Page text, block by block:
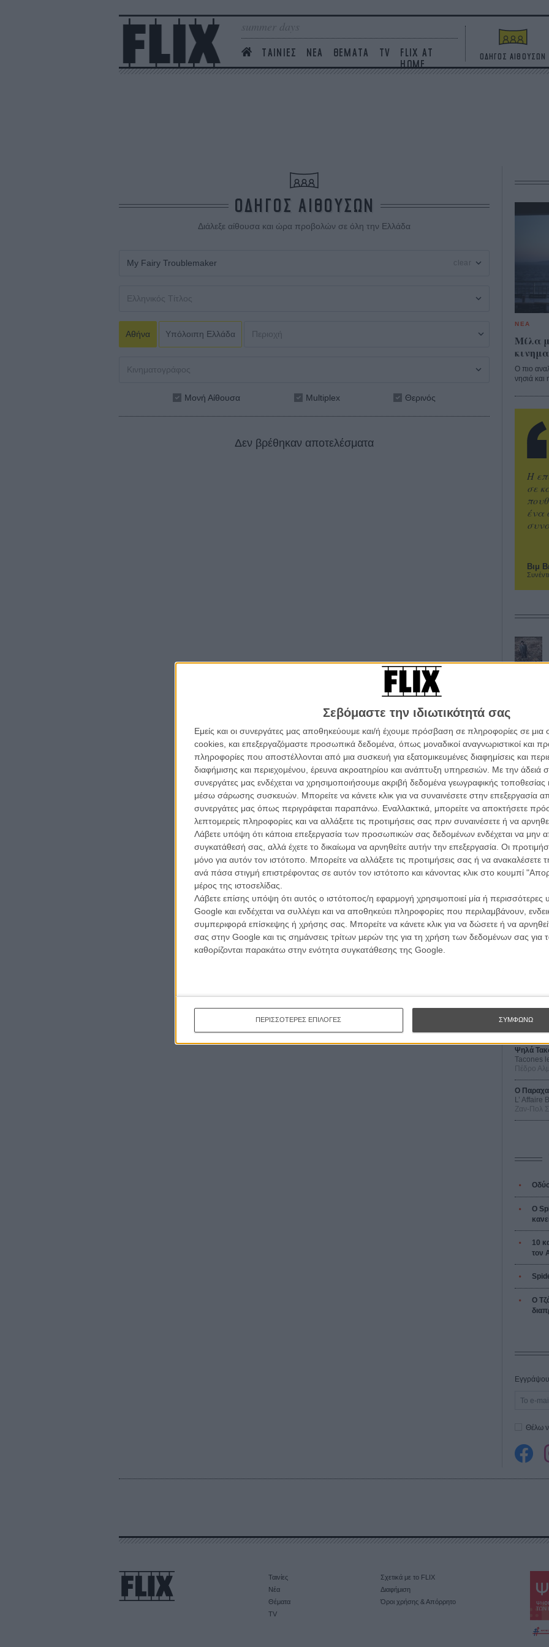
Σεβόμαστε την ιδιωτικότητά σας
Εμείς και οι συνεργάτες μας αποθηκεύουμε και/ή έχουμε πρόσβαση σε πληροφορίες σε
cookies, και επεξεργαζόμαστε προσωπικά δεδομένα, όπως μοναδικοί αναγνωριστικοί και
πληροφορίες που αποστέλλονται από μια συσκευή για εξατομικευμένες διαφημίσεις και
διαφήμισης και περιεχομένου, έρευνα ακροατηρίου και ανάπτυξη υπηρεσιών. Με την άδειά
συνεργάτες μας ενδέχεται να χρησιμοποιήσουμε ακριβή δεδομένα γεωγραφικής τοποθεσίας
μέσω σάρωσης συσκευών. Μπορείτε να κάνετε κλικ για να συναινέσετε στην επεξεργασία
συνεργάτες μας όπως περιγράφεται παραπάνω. Εναλλακτικά, μπορείτε να αποκτήσετε
λεπτομερείς πληροφορίες και να αλλάξετε τις προτιμήσεις σας πριν συναινέσετε ή να
Λάβετε υπόψη ότι κάποια επεξεργασία των προσωπικών σας δεδομένων ενδέχεται να μην
συγκατάθεσή σας, αλλά έχετε το δικαίωμα να αρνηθείτε αυτήν την επεξεργασία. Οι
μόνο για αυτόν τον ιστότοπο. Μπορείτε να αλλάξετε τις προτιμήσεις σας ή να ανακαλέσετε
ανά πάσα στιγμή επιστρέφοντας σε αυτόν τον ιστότοπο και κάνοντας κλικ στο κουμπί
μέρος της ιστοσελίδας.
Λάβετε επίσης υπόψη ότι αυτός ο ιστότοπος/η εφαρμογή χρησιμοποιεί μία ή περισσότερες
Google και ενδέχεται να συλλέγει και να αποθηκεύει πληροφορίες που περιλαμβάνουν,
συμπεριφορά επίσκεψης ή χρήσης σας. Μπορείτε να κάνετε κλικ για να δώσετε ή να
σας στην Google και τις σημάνσεις τρίτων μερών της για τη χρήση των δεδομένων σας
καθορίζονται παρακάτω στην ενότητα συγκατάθεσης της Google.
ΠΕΡΙΣΣΟΤΕΡΕΣ ΕΠΙΛΟΓΕΣ ΣΥΜΦΩΝΩ
summer days
ΤΑΙΝΙΕΣ ΝΕΑ ΘΕΜΑΤΑ TV
FLIX AT
HOME
ΟΔΗΓΟΣ ΑΙΘΟΥΣΩΝ
ΟΔΗΓΟΣ ΑΙΘΟΥΣΩΝ
Διάλεξε αίθουσα και ώρα προβολών σε όλη την Ελλάδα
clear
Αθήνα Υπόλοιπη Ελλάδα
Μονή Αίθουσα Multiplex Θερινός
Δεν βρέθηκαν αποτελέσματα
ΝΕΑ
Μίλα
Ο πιο
νησιά και
Βιμ
Η
σε
ένα
Οι
Οδύσσεια
The
Ψηλά
Tacones
Πέδρο
Ο
L’ Affaire
Ζαν-Πολ
Ο
10
τον
Ο
Θέλω
Ταινίες
Νέα
Θέματα
TV
Σχετικά με το FLIX
Διαφήμιση
Όροι χρήσης & Απόρρητο